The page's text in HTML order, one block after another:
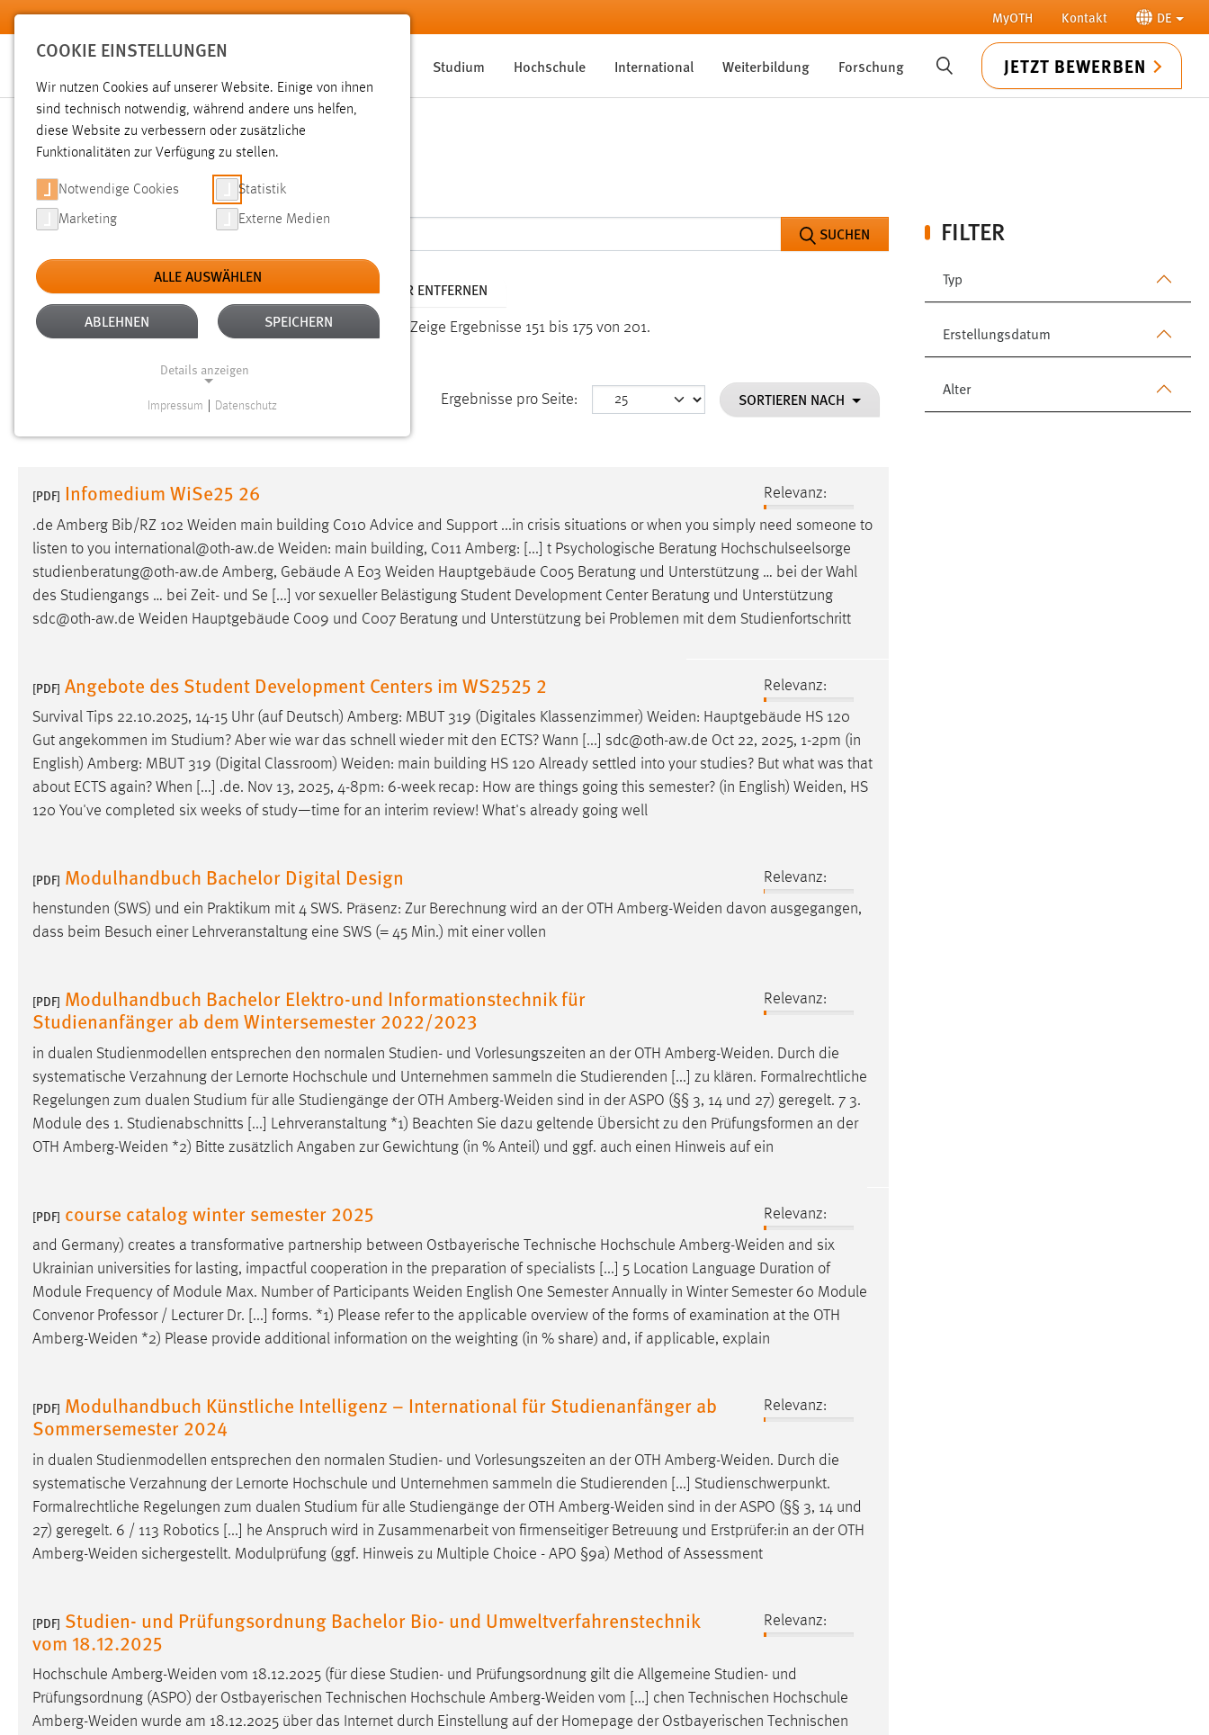
Zum Hauptinhalt springen MyOTH Kontakt DE
Studium Hochschule International Weiterbildung Forschung SUCHE JETZT BEWERBEN
SUCHE
FILTER
Typ
Erstellungsdatum
Alter
SUCHEN
Aktive Filter: ALTER: 6 MONATE BIS 1 JAHR ALLE FILTER ENTFERNEN
Gesucht nach "weide". Es wurden 201 Ergebnisse gefunden. Zeige Ergebnisse 151 bis 175 von 201.
Ergebnisse pro Seite: SORTIEREN NACH
[PDF] Infomedium WiSe25 26
Relevanz:
.de Amberg Bib/RZ 102 Weiden main building C010 Advice and Support ...in crisis situations or when you simply need someone to
listen to you international@oth-aw.de Weiden: main building, C011 Amberg: [...] t Psychologische Beratung Hochschulseelsorge
studienberatung@oth-aw.de Amberg, Gebäude A E03 Weiden Hauptgebäude C005 Beratung und Unterstützung … bei der Wahl
des Studiengangs … bei Zeit- und Se [...] vor sexueller Belästigung Student Development Center Beratung und Unterstützung
sdc@oth-aw.de Weiden Hauptgebäude C009 und C007 Beratung und Unterstützung bei Problemen mit dem Studienfortschritt
[PDF] Angebote des Student Development Centers im WS2525 2
Relevanz:
Survival Tips 22.10.2025, 14-15 Uhr (auf Deutsch) Amberg: MBUT 319 (Digitales Klassenzimmer) Weiden: Hauptgebäude HS 120
Gut angekommen im Studium? Aber wie war das schnell wieder mit den ECTS? Wann [...] sdc@oth-aw.de Oct 22, 2025, 1-2pm (in
English) Amberg: MBUT 319 (Digital Classroom) Weiden: main building HS 120 Already settled into your studies? But what was that
about ECTS again? When [...] .de. Nov 13, 2025, 4-8pm: 6-week recap: How are things going this semester? (in English) Weiden, HS
120 You've completed six weeks of study—time for an interim review! What's already going well
[PDF] Modulhandbuch Bachelor Digital Design
Relevanz:
henstunden (SWS) und ein Praktikum mit 4 SWS. Präsenz: Zur Berechnung wird an der OTH Amberg-Weiden davon ausgegangen,
dass beim Besuch einer Lehrveranstaltung eine SWS (= 45 Min.) mit einer vollen
[PDF] Modulhandbuch Bachelor Elektro-und Informationstechnik für
Studienanfänger ab dem Wintersemester 2022/2023
Relevanz:
in dualen Studienmodellen entsprechen den normalen Studien- und Vorlesungszeiten an der OTH Amberg-Weiden. Durch die
systematische Verzahnung der Lernorte Hochschule und Unternehmen sammeln die Studierenden [...] zu klären. Formalrechtliche
Regelungen zum dualen Studium für alle Studiengänge der OTH Amberg-Weiden sind in der ASPO (§§ 3, 14 und 27) geregelt. 7 3.
Module des 1. Studienabschnitts [...] Lehrveranstaltung *1) Beachten Sie dazu geltende Übersicht zu den Prüfungsformen an der
OTH Amberg-Weiden *2) Bitte zusätzlich Angaben zur Gewichtung (in % Anteil) und ggf. auch einen Hinweis auf ein
[PDF] course catalog winter semester 2025
Relevanz:
and Germany) creates a transformative partnership between Ostbayerische Technische Hochschule Amberg-Weiden and six
Ukrainian universities for lasting, impactful cooperation in the preparation of specialists [...] 5 Location Language Duration of
Module Frequency of Module Max. Number of Participants Weiden English One Semester Annually in Winter Semester 60 Module
Convenor Professor / Lecturer Dr. [...] forms. *1) Please refer to the applicable overview of the forms of examination at the OTH
Amberg-Weiden *2) Please provide additional information on the weighting (in % share) and, if applicable, explain
[PDF] Modulhandbuch Künstliche Intelligenz – International für Studienanfänger ab
Sommersemester 2024
Relevanz:
in dualen Studienmodellen entsprechen den normalen Studien- und Vorlesungszeiten an der OTH Amberg-Weiden. Durch die
systematische Verzahnung der Lernorte Hochschule und Unternehmen sammeln die Studierenden [...] Studienschwerpunkt.
Formalrechtliche Regelungen zum dualen Studium für alle Studiengänge der OTH Amberg-Weiden sind in der ASPO (§§ 3, 14 und
27) geregelt. 6 / 113 Robotics [...] he Anspruch wird in Zusammenarbeit von firmenseitiger Betreuung und Erstprüfer:in an der OTH
Amberg-Weiden sichergestellt. Modulprüfung (ggf. Hinweis zu Multiple Choice - APO §9a) Method of Assessment
[PDF] Studien- und Prüfungsordnung Bachelor Bio- und Umweltverfahrenstechnik
vom 18.12.2025
Relevanz:
Hochschule Amberg-Weiden vom 18.12.2025 (für diese Studien- und Prüfungsordnung gilt die Allgemeine Studien- und
Prüfungsordnung (ASPO) der Ostbayerischen Technischen Hochschule Amberg-Weiden vom [...] chen Technischen Hochschule
Amberg-Weiden wurde am 18.12.2025 über das Internet durch Einstellung auf der Homepage der Ostbayerischen Technischen
COOKIE EINSTELLUNGEN
Wir nutzen Cookies auf unserer Website. Einige von ihnen
sind technisch notwendig, während andere uns helfen,
diese Website zu verbessern oder zusätzliche
Funktionalitäten zur Verfügung zu stellen.
Notwendige Cookies Statistik
Marketing Externe Medien
ALLE AUSWÄHLEN
ABLEHNEN SPEICHERN
Details anzeigen
Website erforderlich.
Einverständnis
Name: cookie_consent
Dieser Cookie speichert die
ausgewählten Einverständnis-Optionen
Cookie Laufzeit: 1 Jahr
Performance
Name: staticfilecache
Zweck:
Für performante Seitenauslieferung wird
in diesem Cookie gespeichert, ob man
Name: site-language-preference
Cookie Laufzeit: 30 Tage
Chat
Name:
MibewSessionID, MIBEW_UserID,
mibew_locale, mibew-chat-frame-style-
5e9dbeb1811c0446
style-5e9dbeb1811c0446 =
Sitzungslaufzeit, mibew_locale = 3
Jahre, MIBEW_UserID = 1 Jahr
Login
Zweck:
Dieser Cookie ist notwendig um sich an
der Website einloggen zu können.
Cookie Laufzeit: 24 Stunden
STATISTIK
Statistik Cookies erfassen Informationen anonym.
Matomo
Zweck: Zugriffsstatistik
Impressum Datenschutz